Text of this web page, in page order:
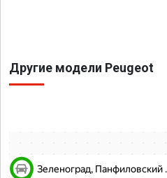
Другие модели Peugeot